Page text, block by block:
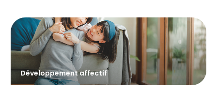
Développement affectif